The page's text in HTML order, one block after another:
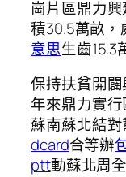
崗片區鼎力
積30.5萬畝，
意思生齒15.3
保持扶貧開
年來鼎力實
蘇南蘇北結
dcard合等辦
ptt動蘇北周